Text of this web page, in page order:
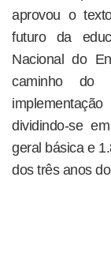
aprovou o
futuro da
Nacional do
caminho do
dividindo-se
geral básica e
dos três anos